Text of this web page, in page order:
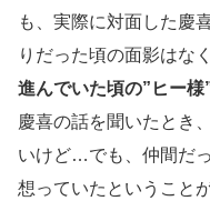
も、実際に対面した慶
りだった頃の面影はなく
進んでいた頃の”ヒー様
慶喜の話を聞いたとき
いけど…でも、仲間だ
想っていたということ